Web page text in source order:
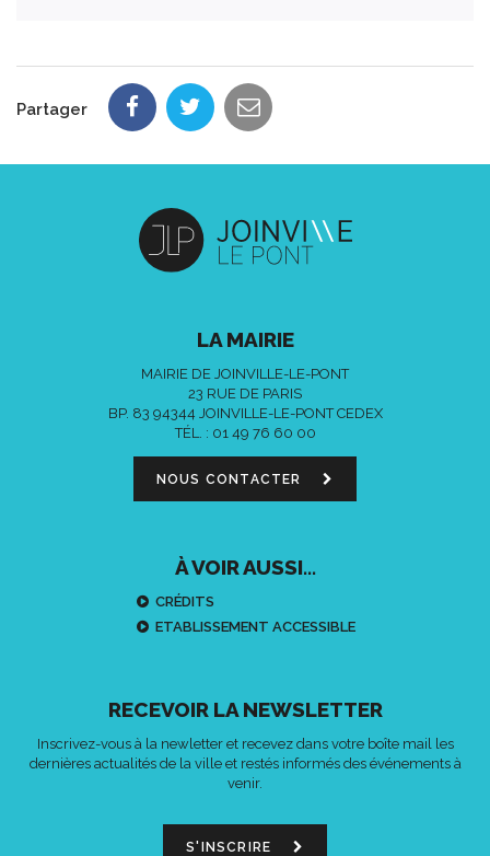
Partager
LA MAIRIE
MAIRIE DE JOINVILLE-LE-PONT
23 RUE DE PARIS
BP. 83 94344 JOINVILLE-LE-PONT CEDEX
TÉL. : 01 49 76 60 00
NOUS CONTACTER
À VOIR AUSSI...
CRÉDITS
ETABLISSEMENT ACCESSIBLE
RECEVOIR LA NEWSLETTER
Inscrivez-vous à la newletter et recevez dans votre boîte mail les
dernières actualités de la ville et restés informés des événements à
venir.
S'INSCRIRE